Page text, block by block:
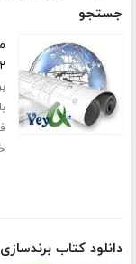
جستجو
۲ صفحه
دانلود کتاب